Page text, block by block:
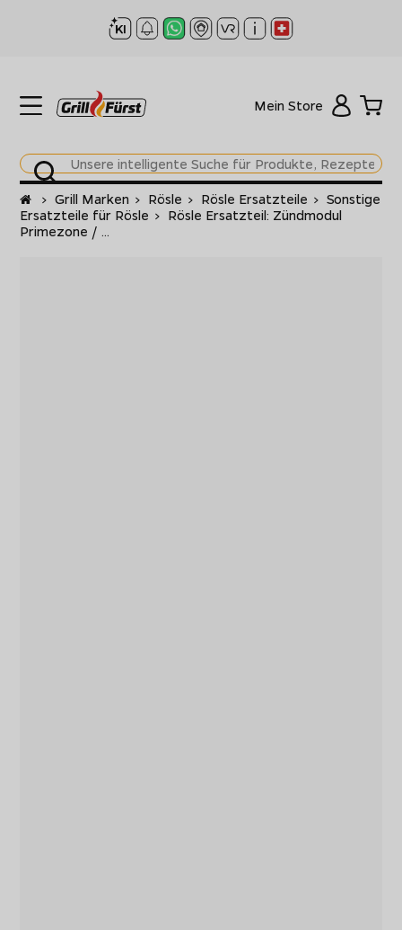
Mein Store
Startseite
> Grill Marken > Rösle > Rösle Ersatzteile > Sonstige
Ersatzteile für Rösle > Rösle Ersatzteil: Zündmodul
Primezone / ...